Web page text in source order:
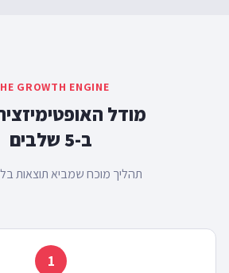
GROWTH ENGINE
מודל
ב-5שלבים
תהליך מוכח שמביא תוצאות
1